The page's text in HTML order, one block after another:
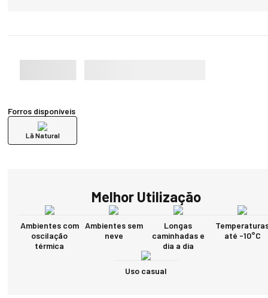
Forros disponíveis
Lã Natural
Melhor Utilização
Ambientes com
oscilação
térmica
Ambientes sem
neve
Longas
caminhadas e
dia a dia
até -10°C
Uso casual